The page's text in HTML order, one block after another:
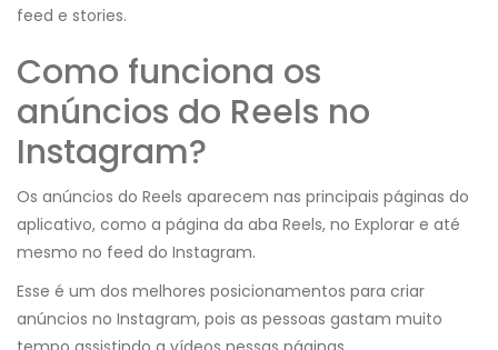
feed e stories.
Como funciona os
anúncios do Reels no
Instagram?
Os anúncios do Reels aparecem nas principais páginas do
aplicativo, como a página da aba Reels, no Explorar e até
mesmo no feed do Instagram.
Esse é um dos melhores posicionamentos para criar
anúncios no Instagram, pois as pessoas gastam muito